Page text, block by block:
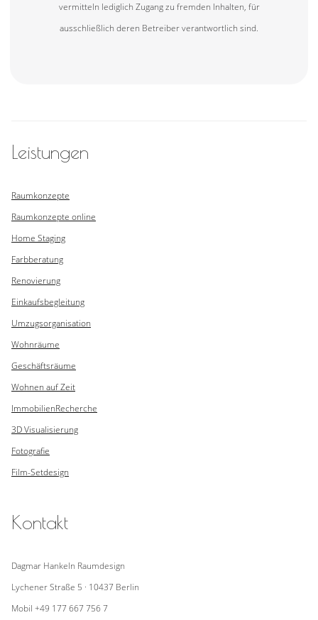
vermitteln lediglich Zugang zu fremden Inhalten, für
ausschließlich deren Betreiber verantwortlich sind.
Leistungen
Raumkonzepte
Raumkonzepte online
Home Staging
Farbberatung
Renovierung
Einkaufsbegleitung
Umzugsorganisation
Wohnräume
Geschäftsräume
Wohnen auf Zeit
ImmobilienRecherche
3D Visualisierung
Fotografie
Film-Setdesign
Kontakt
Dagmar Hankeln Raumdesign
Lychener Straße 5 · 10437 Berlin
Mobil +49 177 667 756 7